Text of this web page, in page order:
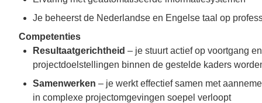
Je beheerst de Nederlandse en Engelse taal op
Competenties
Resultaatgerichtheid – je stuurt actief op voortgang
projectdoelstellingen binnen de gestelde kaders
Samenwerken – je werkt effectief samen met
in complexe projectomgevingen soepel verloopt